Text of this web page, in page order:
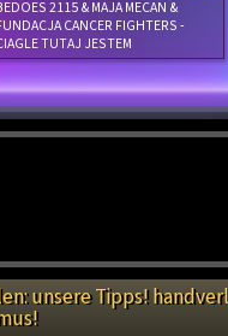
2115 & MAJA MECAN &
CANCER FIGHTERS -
TUTAJ JESTEM
unsere Tipps!